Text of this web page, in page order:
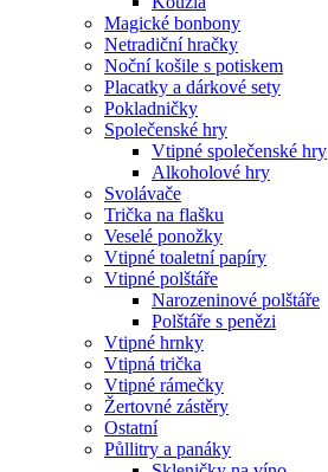
Magické bonbony
Netradiční hračky
Noční košile s potiskem
Placatky a dárkové sety
Pokladničky
Společenské hry
Vtipné společenské hry
Alkoholové hry
Svolávače
Trička na flašku
Veselé ponožky
Vtipné toaletní papíry
Vtipné polštáře
Narozeninové polštáře
Polštáře s penězi
Vtipné hrnky
Vtipná trička
Vtipné rámečky
Žertovné zástěry
Ostatní
Půllitry a panáky